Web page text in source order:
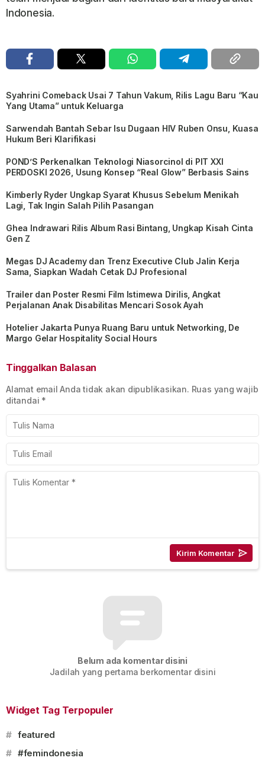
Indonesia.
Syahrini Comeback Usai 7 Tahun Vakum, Rilis Lagu Baru “Kau
Yang Utama” untuk Keluarga
Sarwendah Bantah Sebar Isu Dugaan HIV Ruben Onsu, Kuasa
Hukum Beri Klarifikasi
POND’S Perkenalkan Teknologi Niasorcinol di PIT XXI
PERDOSKI 2026, Usung Konsep “Real Glow” Berbasis Sains
Kimberly Ryder Ungkap Syarat Khusus Sebelum Menikah
Lagi, Tak Ingin Salah Pilih Pasangan
Ghea Indrawari Rilis Album Rasi Bintang, Ungkap Kisah Cinta
Gen Z
Megas DJ Academy dan Trenz Executive Club Jalin Kerja
Sama, Siapkan Wadah Cetak DJ Profesional
Trailer dan Poster Resmi Film Istimewa Dirilis, Angkat
Perjalanan Anak Disabilitas Mencari Sosok Ayah
Hotelier Jakarta Punya Ruang Baru untuk Networking, De
Margo Gelar Hospitality Social Hours
Tinggalkan Balasan
Alamat email Anda tidak akan dipublikasikan. Ruas yang wajib
ditandai *
Belum ada komentar disini
Jadilah yang pertama berkomentar disini
Widget Tag Terpopuler
# featured
# #femindonesia